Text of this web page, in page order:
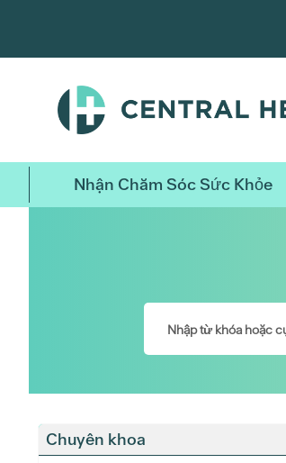
nội
chính
Nhận Chăm Sóc Sức Khỏe
Chuyên khoa